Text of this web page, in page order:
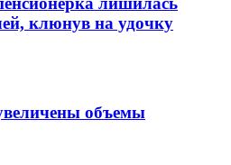
клюнув на удочку
объемы